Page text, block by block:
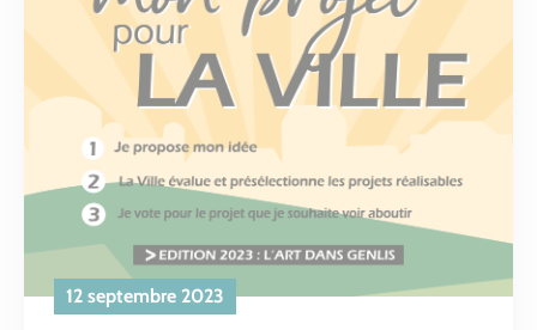
12 septembre 2023